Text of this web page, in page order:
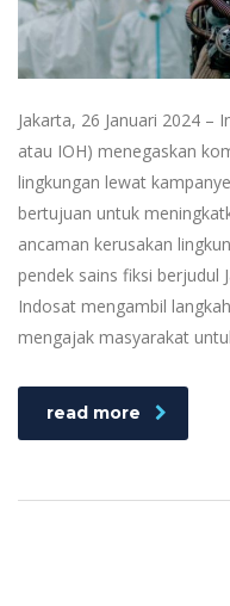
Jakarta, 26 Januari 2024
atau IOH) menegaskan
lingkungan lewat
bertujuan untuk
ancaman kerusakan
pendek sains fiksi berjudul
Indosat mengambil
mengajak masyarakat
read more